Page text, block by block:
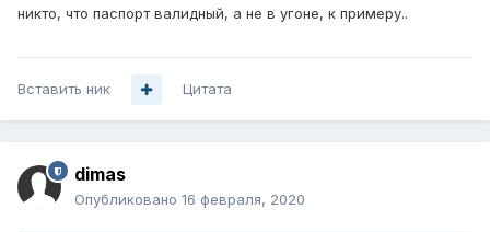
никто, что паспорт валидный, а не в угоне, к примеру..
Вставить ник Цитата
dimas
Опубликовано 16 февраля, 2020